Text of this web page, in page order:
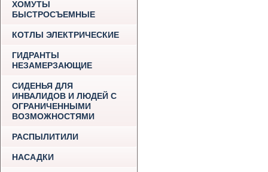
ХОМУТЫ
БЫСТРОСЪЕМНЫЕ
КОТЛЫ ЭЛЕКТРИЧЕСКИЕ
ГИДРАНТЫ
НЕЗАМЕРЗАЮЩИЕ
СИДЕНЬЯ ДЛЯ
ИНВАЛИДОВ И ЛЮДЕЙ С
ОГРАНИЧЕННЫМИ
ВОЗМОЖНОСТЯМИ
РАСПЫЛИТИЛИ
НАСАДКИ